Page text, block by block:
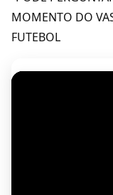
MOMENTO DO
FUTEBOL